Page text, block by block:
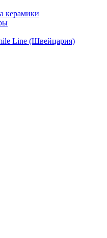
керамики
Line (Швейцария)